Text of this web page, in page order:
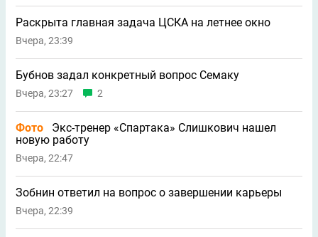
Раскрыта главная задача ЦСКА на летнее окно
Вчера, 23:39
Бубнов задал конкретный вопрос Семаку
Вчера, 23:27 2
Фото
Экс-тренер «Спартака» Слишкович нашел
новую работу
Вчера, 22:47
Зобнин ответил на вопрос о завершении карьеры
Вчера, 22:39